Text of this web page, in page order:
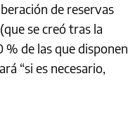
de reservas
se creó tras la
% de las que disponen
“si es necesario,